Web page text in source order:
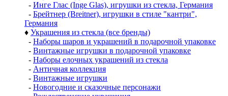
- Инге Глас (Inge Glas), игрушки из стекла, Германия
- Брейтнер (Breitner), игрушки в стиле "кантри",
Германия
♦ Украшения из стекла (все бренды)
- Наборы шаров и украшений в подарочной упаковке
- Винтажные игрушки в подарочной упаковке
- Наборы елочных украшений из стекла
- Античная коллекция
- Винтажные игрушки
- Новогодние и сказочные персонажи